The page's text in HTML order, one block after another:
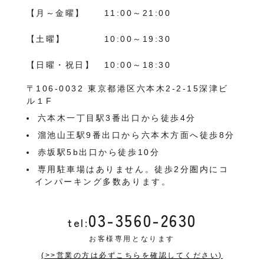
【月～金曜】 11:00～21:00
【土曜】 10:00～19:30
【日曜・祝日】 10:00～18:30
〒106-0032 東京都港区六本木2-2-15深津ビ
ル１F
六本木一丁目駅3番出口から徒歩4分
溜池山王駅9番出口から六本木方面へ徒歩8分
赤坂駅5b出口から徒歩10分
専用駐車場はありません。徒歩2分圏内にコ
インパーキング多数あります。
tel:03-3560-2630
お客様専用となります
(>>営業の方は必ずこちらを確認してください)